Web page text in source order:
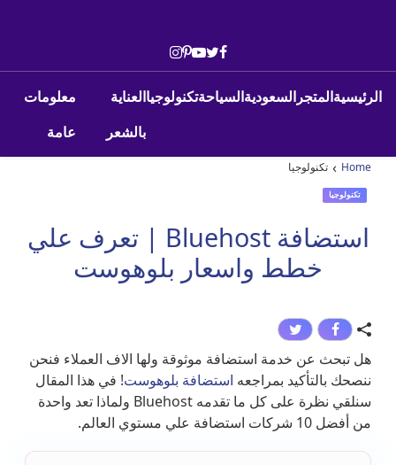
Main Navigation
الرئيسيةالمتجرالسعوديةالسياحةتكنولوجياالعناية
بالشعر
معلومات
عامة
Home
› تكنولوجيا
تكنولوجيا
استضافة Bluehost | تعرف علي
خطط واسعار بلوهوست
هل تبحث عن خدمة استضافة موثوقة ولها الاف العملاء فنحن
ننصحك بالتأكيد بمراجعه استضافة بلوهوست! في هذا المقال
سنلقي نظرة على كل ما تقدمه Bluehost ولماذا تعد واحدة
من أفضل 10 شركات استضافة علي مستوي العالم.